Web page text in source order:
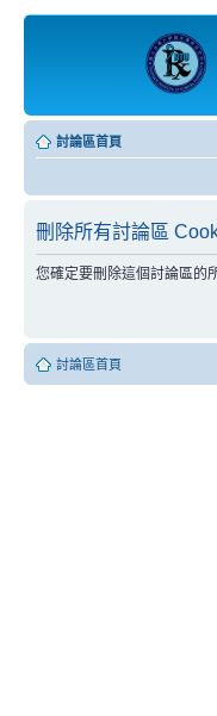
討論區首頁
刪除所有討論區
您確定要刪除這個討論區的
討論區首頁